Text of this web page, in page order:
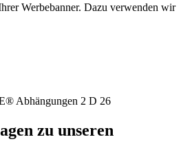
Werbebanner. Dazu verwenden wir
zu unseren